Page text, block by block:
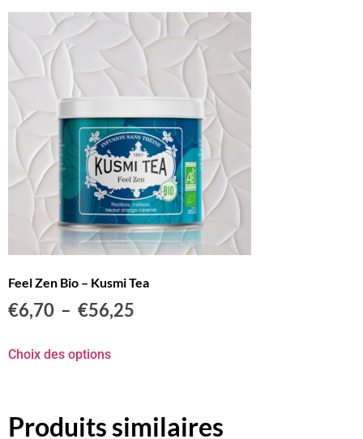
Feel Zen Bio – Kusmi Tea
€6,70 – €56,25
Choix des options
Produits similaires